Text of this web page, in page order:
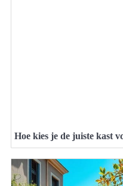
Hoe kies je de juiste kast